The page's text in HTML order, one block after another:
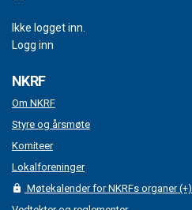
Ikke logget inn.
Logg inn
NKRF
Om NKRF
Styre og årsmøte
Komiteer
Lokalforeninger
Møtekalender for NKRFs organer (+)